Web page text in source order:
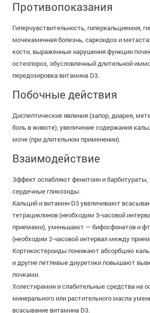
Противопоказания
Гиперчувствительность, гиперкальциемия,
мочекаменная болезнь, саркоидоз и
кости, выраженные нарушения функции
остеопороз, обусловленный длительной
передозировка витамина D3.
Побочные действия
Диспептические явления (запор, диарея,
боль в животе); увеличение содержания
моче (при длительном применении).
Взаимодействие
Эффект ослабляют фенитоин и
сердечные гликозиды.
Кальций и витамин D3 увеличивают
тетрациклинов (необходим 3-часовой
приемами), уменьшают — бифосфонатов и
(необходим 2-часовой интервал между
Кортикостероиды понижают абсорбцию
и другие петлевые диуретики повышают
почками.
Холестирамин и слабительные средства на
минерального или растительного масла
всасывание витамина D3.